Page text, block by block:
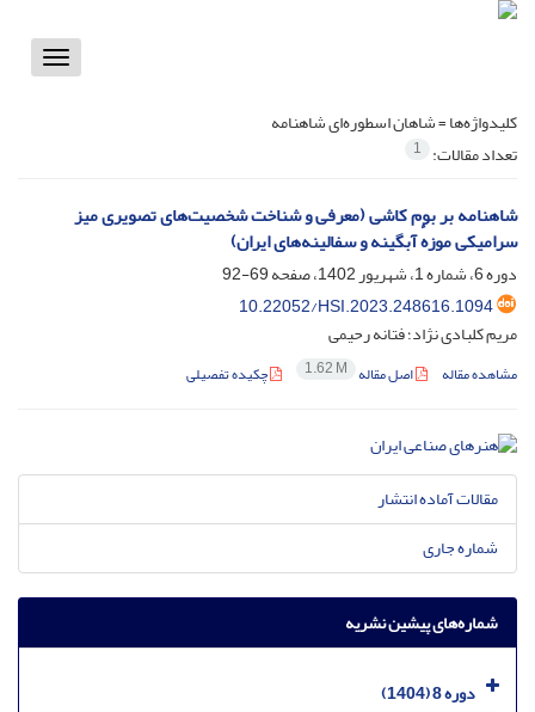
Toggle
کلیدواژه‌ها =شاهان اسطوره‌ای شاهنامه
تعداد مقالات: 1
شاهنامه بر بوم کاشی (معرفی و شناخت شخصیت‌های تصویری میز
سرامیکی موزهٔ آبگینه و سفالینه‌های ‏ایران)‏
دوره 6، شماره 1، شهریور 1402، صفحه
69-92
10.22052/HSI.2023.248616.1094
مریم کلبادی نژاد؛ فتانه رحیمی
مشاهده مقاله اصل مقاله 1.62 M چکیده تفصیلی
مقالات آماده انتشار
شماره جاری
شماره‌های پیشین نشریه
دوره 8 (1404)